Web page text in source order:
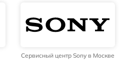
Сервисный центр Sony в Москве